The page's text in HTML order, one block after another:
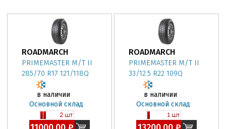
ROADMARCH
PRIMEMASTER M/T II
285/70 R17 121/118Q
в наличии
Основной склад
ROADMARCH
PRIMEMASTER M/T II
33/12.5 R22 109Q
в наличии
Основной склад